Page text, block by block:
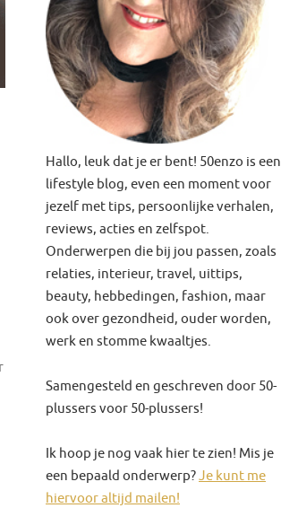
Hallo, leuk dat je er bent! 50enzo is een
lifestyle blog, even een moment voor
jezelf met tips, persoonlijke verhalen,
reviews, acties en zelfspot.
Onderwerpen die bij jou passen, zoals
relaties, interieur, travel, uittips,
beauty, hebbedingen, fashion, maar
ook over gezondheid, ouder worden,
werk en stomme kwaaltjes.
Samengesteld en geschreven door 50-
plussers voor 50-plussers!
Ik hoop je nog vaak hier te zien! Mis je
een bepaald onderwerp?Je kunt me
hiervoor altijd mailen!